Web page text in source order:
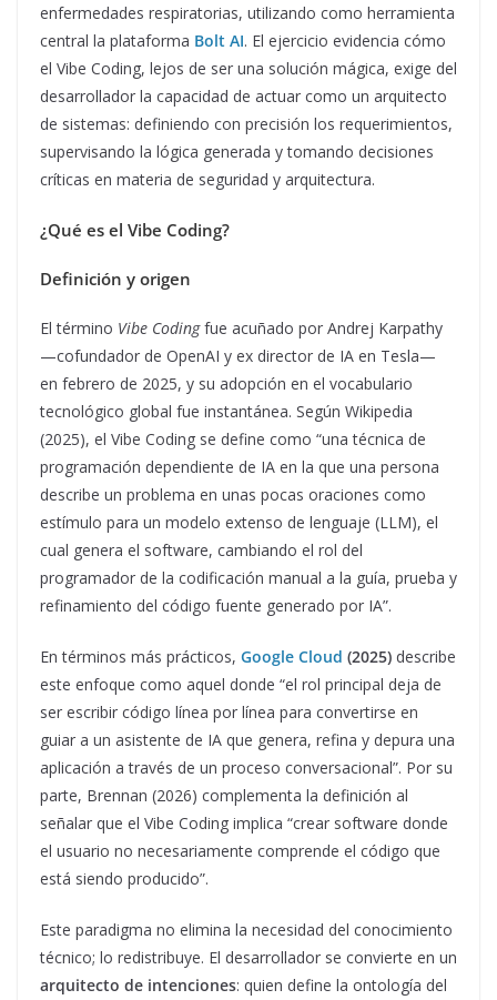
enfermedades respiratorias, utilizando como herramienta
central la plataforma Bolt AI. El ejercicio evidencia cómo
el Vibe Coding, lejos de ser una solución mágica, exige del
desarrollador la capacidad de actuar como un arquitecto
de sistemas: definiendo con precisión los requerimientos,
supervisando la lógica generada y tomando decisiones
críticas en materia de seguridad y arquitectura.
¿Qué es el Vibe Coding?
Definición y origen
El término Vibe Codingfue acuñado por Andrej Karpathy
—cofundador de OpenAI y ex director de IA en Tesla—
en febrero de 2025, y su adopción en el vocabulario
tecnológico global fue instantánea. Según Wikipedia
(2025), el Vibe Coding se define como “una técnica de
programación dependiente de IA en la que una persona
describe un problema en unas pocas oraciones como
estímulo para un modelo extenso de lenguaje (LLM), el
cual genera el software, cambiando el rol del
programador de la codificación manual a la guía, prueba y
refinamiento del código fuente generado por IA”.
En términos más prácticos, Google Cloud (2025) describe
este enfoque como aquel donde “el rol principal deja de
ser escribir código línea por línea para convertirse en
guiar a un asistente de IA que genera, refina y depura una
aplicación a través de un proceso conversacional”. Por su
parte, Brennan (2026) complementa la definición al
señalar que el Vibe Coding implica “crear software donde
el usuario no necesariamente comprende el código que
está siendo producido”.
Este paradigma no elimina la necesidad del conocimiento
técnico; lo redistribuye. El desarrollador se convierte en un
arquitecto de intenciones: quien define la ontología del